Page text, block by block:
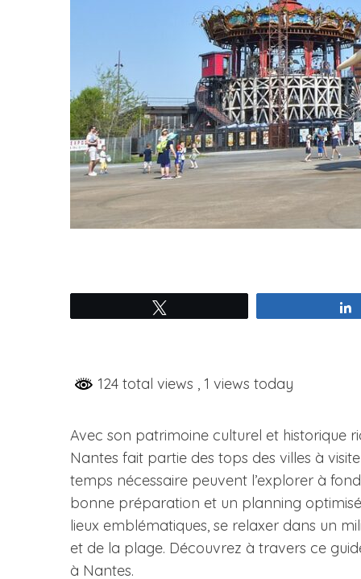
124 total views , 1 views today
Avec son patrimoine culturel et historique
Nantes fait partie des tops des villes à
temps nécessaire peuvent l’explorer à
bonne préparation et un planning
lieux emblématiques, se relaxer dans un
et de la plage. Découvrez à travers ce
à Nantes.